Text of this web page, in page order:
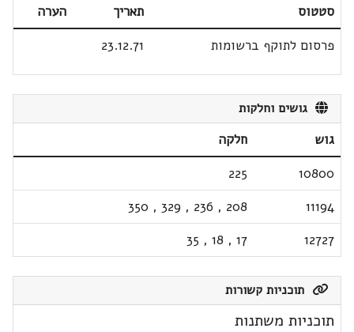
סטטוס תאריך
הערה
פרסום לתוקף ברשומות
23.12.71
גושים וחלקות
גוש
חלקה
10800
225
11194
208
,
236
,
329
,
350
12727
17
,
18
,
35
תוכניות קשורות
תוכניות משתנות